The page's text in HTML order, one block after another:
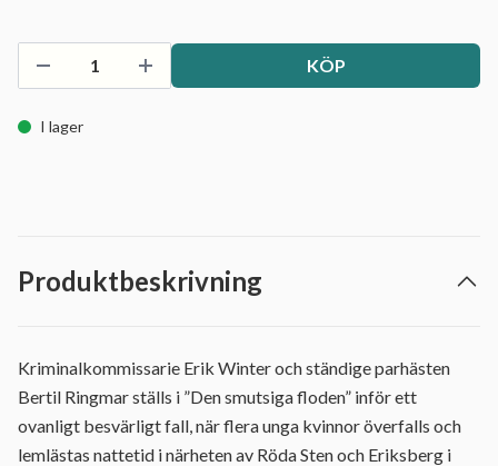
KÖP
I lager
Produktbeskrivning
Kriminalkommissarie Erik Winter och ständige parhästen
Bertil Ringmar ställs i ”Den smutsiga floden” inför ett
ovanligt besvärligt fall, när flera unga kvinnor överfalls och
lemlästas nattetid i närheten av Röda Sten och Eriksberg i